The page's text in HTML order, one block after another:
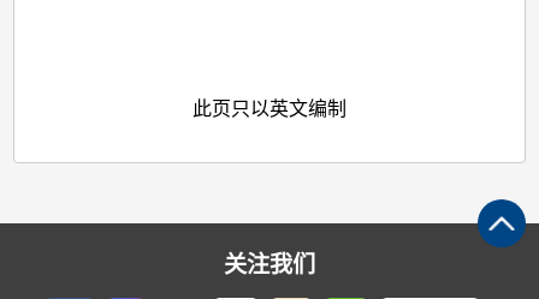
此页只以英文编制
关注我们